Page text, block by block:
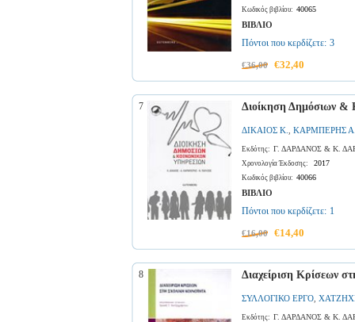
Κωδικός βιβλίου: 40065
ΒΙΒΛΙΟ
Πόντοι που κερδίζετε: 3
€36,00 €32,40
7 Διοίκηση Δημόσιων &
ΔΙΚΑΙΟΣ Κ. ΚΑΡΜΠΕΡΗΣ
Εκδότης: Γ. ΔΑΡΔΑΝΟΣ & Κ.
Χρονολογία Έκδοσης: 2017
Κωδικός βιβλίου: 40066
ΒΙΒΛΙΟ
Πόντοι που κερδίζετε: 1
€16,00 €14,40
8 Διαχείριση Κρίσεων
ΣΥΛΛΟΓΙΚΟ ΕΡΓΟ
Εκδότης: Γ. ΔΑΡΔΑΝΟΣ & Κ.